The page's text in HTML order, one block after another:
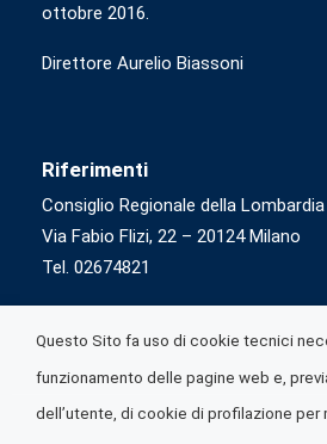
ottobre 2016.
Direttore Aurelio Biassoni
Riferimenti
Consiglio Regionale della Lombardia
Via Fabio Flizi, 22 – 20124 Milano
Tel. 02674821
Questo Sito fa uso di cookie tecnici
funzionamento delle pagine web e,
dell’utente, di cookie di profilazione per